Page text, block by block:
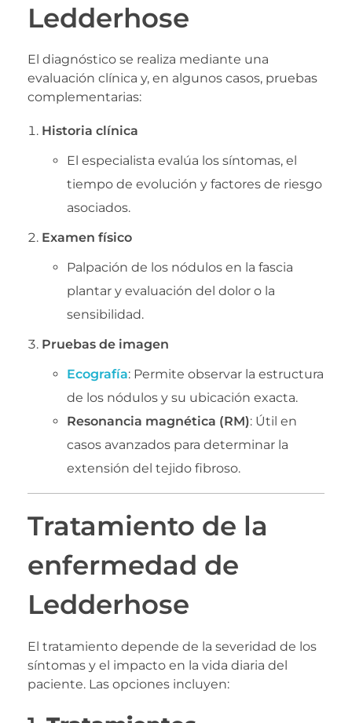
Ledderhose
El diagnóstico se realiza mediante una
evaluación clínica y, en algunos casos, pruebas
complementarias:
Historia clínica
El especialista evalúa los síntomas, el
tiempo de evolución y factores de riesgo
asociados.
Examen físico
Palpación de los nódulos en la fascia
plantar y evaluación del dolor o la
sensibilidad.
Pruebas de imagen
Ecografía: Permite observar la estructura
de los nódulos y su ubicación exacta.
Resonancia magnética (RM): Útil en
casos avanzados para determinar la
extensión del tejido fibroso.
Tratamiento de la
enfermedad de
Ledderhose
El tratamiento depende de la severidad de los
síntomas y el impacto en la vida diaria del
paciente. Las opciones incluyen: